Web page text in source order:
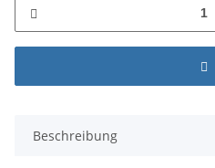
Beschreibung